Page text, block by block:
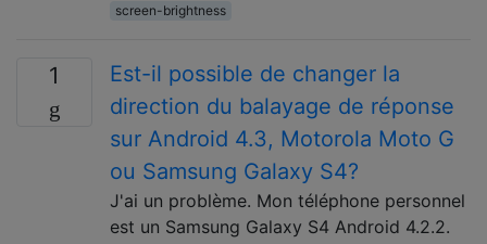
screen-brightness
1
Est-il possible de changer la
direction du balayage de réponse
sur Android 4.3, Motorola Moto G
ou Samsung Galaxy S4?
J'ai un problème. Mon téléphone personnel
est un Samsung Galaxy S4 Android 4.2.2.